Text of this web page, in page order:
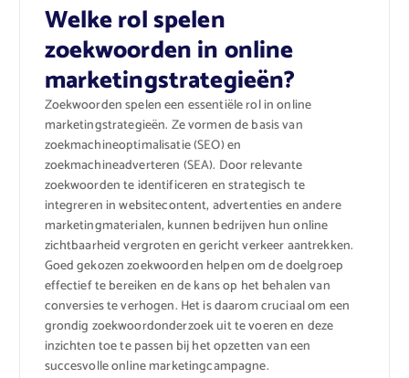
Welke rol spelen
zoekwoorden in online
marketingstrategieën?
Zoekwoorden spelen een essentiële rol in online
marketingstrategieën. Ze vormen de basis van
zoekmachineoptimalisatie (SEO) en
zoekmachineadverteren (SEA). Door relevante
zoekwoorden te identificeren en strategisch te
integreren in websitecontent, advertenties en andere
marketingmaterialen, kunnen bedrijven hun online
zichtbaarheid vergroten en gericht verkeer aantrekken.
Goed gekozen zoekwoorden helpen om de doelgroep
effectief te bereiken en de kans op het behalen van
conversies te verhogen. Het is daarom cruciaal om een
grondig zoekwoordonderzoek uit te voeren en deze
inzichten toe te passen bij het opzetten van een
succesvolle online marketingcampagne.